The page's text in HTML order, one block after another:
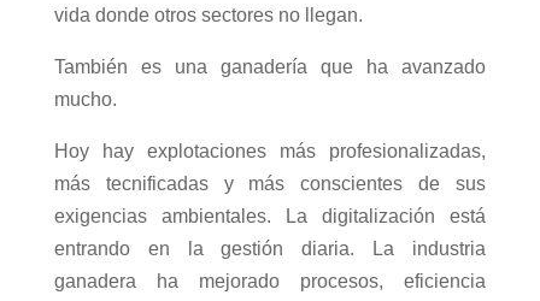
vida donde otros sectores no llegan.
También es una ganadería que ha avanzado
mucho.
Hoy hay explotaciones más profesionalizadas,
más tecnificadas y más conscientes de sus
exigencias ambientales. La digitalización está
entrando en la gestión diaria. La industria
ganadera ha mejorado procesos, eficiencia